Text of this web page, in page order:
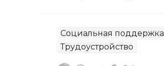
Социальная поддержка
Трудоустройство